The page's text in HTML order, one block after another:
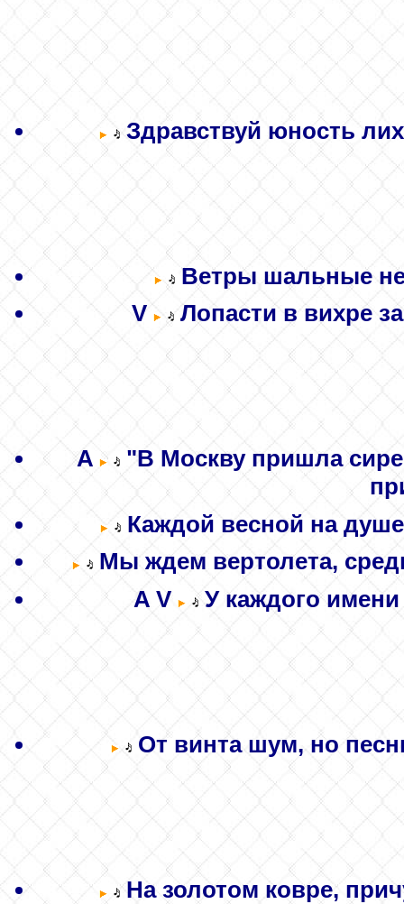
Здравствуй юность
Ветры шальные
V
Лопасти в вихре
A
"В Москву пришла
Каждой весной на
Мы ждем вертолета,
A V У каждого
От винта шум, но
На золотом ковре,